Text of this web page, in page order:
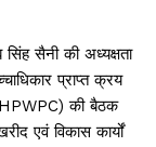
सिंह सैनी की अध्यक्षता
प्राप्त क्रय
की बैठक
एवं विकास कार्यों